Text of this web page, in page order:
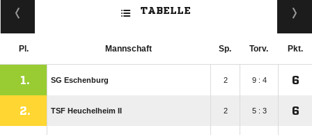
TABELLE
Pl. Mannschaft Sp. Torv. Pkt.
1. SG Eschenburg 2 9 : 4 6
2. TSF Heuchelheim II 2 5 : 3 6